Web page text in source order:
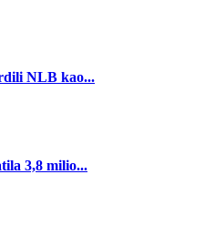
NLB kao...
3,8 milio...